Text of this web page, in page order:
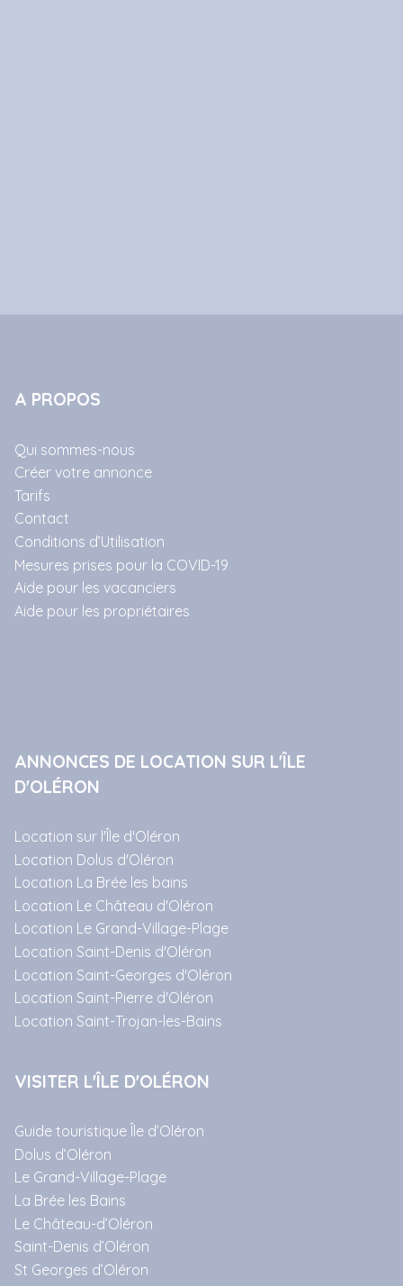
A PROPOS
Qui sommes-nous
Créer votre annonce
Tarifs
Contact
Conditions d’Utilisation
Mesures prises pour la COVID-19
Aide pour les vacanciers
Aide pour les propriétaires
ANNONCES DE LOCATION SUR L'ÎLE
D'OLÉRON
Location sur l'Île d'Oléron
Location Dolus d'Oléron
Location La Brée les bains
Location Le Château d'Oléron
Location Le Grand-Village-Plage
Location Saint-Denis d'Oléron
Location Saint-Georges d'Oléron
Location Saint-Pierre d'Oléron
Location Saint-Trojan-les-Bains
VISITER L'ÎLE D'OLÉRON
Guide touristique Île d’Oléron
Dolus d’Oléron
Le Grand-Village-Plage
La Brée les Bains
Le Château-d’Oléron
Saint-Denis d’Oléron
St Georges d’Oléron